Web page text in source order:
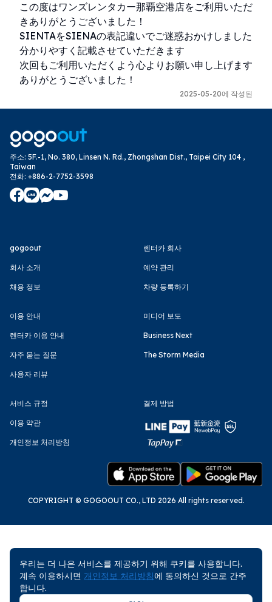
この度はワンズレンタカー那覇空港店をご利用いただ
きありがとうございました！
SIENTAをSIENAの表記違いでご迷惑おかけしました
分かりやすく記載させていただきます
次回もご利用いただくよう心よりお願い申し上げます
ありがとうございました！
2025-05-20에 작성된
주소: 5F.-1, No. 380, Linsen N. Rd., Zhongshan Dist., Taipei City 104 ,
Taiwan
전화: +886-2-7752-3598
gogoout
회사 소개
채용 정보
렌터카 회사
예약 관리
차량 등록하기
이용 안내
렌터카 이용 안내
자주 묻는 질문
사용자 리뷰
미디어 보도
Business Next
The Storm Media
서비스 규정
이용 약관
개인정보 처리방침
결제 방법
COPYRIGHT © GOGOOUT CO., LTD 2026 All rights reserved.
우리는 더 나은 서비스를 제공하기 위해 쿠키를 사용합니다.
계속 이용하시면 개인정보 처리방침에 동의하신 것으로 간주
합니다.